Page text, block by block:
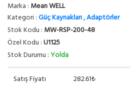
Marka : Mean WELL
Kategori :Güç Kaynakları , Adaptörler
Stok Kodu : MW-RSP-200-48
Özel Kodu :U1125
Stok Durumu :Yolda
Satış Fiyatı 282.61₺